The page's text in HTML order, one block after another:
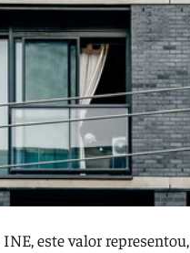
este valor representou,